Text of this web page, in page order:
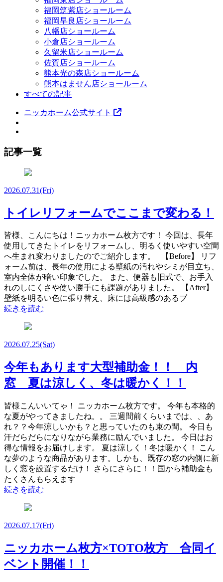
福岡筑紫店ショールーム
福岡早良店ショールーム
八幡店ショールーム
小倉店ショールーム
久留米店ショールーム
佐賀店ショールーム
熊本光の森店ショールーム
熊本はません店ショールーム
すべての記事
ニッカホーム公式サイト
記事一覧
2026.07.31(Fri)
トイレリフォームでここまで変わる！
皆様、こんにちは！ニッカホーム枚方です！ 今回は、長年
使用してきたトイレをリフォームし、明るく使いやすい空間
へ生まれ変わりましたのでご紹介します。 【Before】 リフ
ォーム前は、長年の使用による壁紙の汚れやシミが目立ち、
室内全体が暗い印象でした。 また、便器も旧式で、お手入
れのしにくさや使い勝手にも課題がありました。 【After】
壁紙を明るい色に張り替え、床には高級感のあるブ
続きを読む
2026.07.25(Sat)
今年もあります大型補助金！！ 内
窓 夏は涼しく、冬は暖かく！！
皆様こんいいてゃ！ ニッカホーム枚方です。 今年も本格的
な夏がやってきましたね。。 三週間前くらいまでは、、あ
れ？？今年涼しいかも？と思っていたのも束の間。 今日も
汗だらだらになりながら業務に励んでいました。 今日はお
得な情報をお届けします。 夏は涼しく！冬は暖かく！ こん
な夢のような商品があります。しかも、既存の窓の内側に新
しく窓を設置するだけ！ さらにさらに！！国から補助金も
たくさんもらえます
続きを読む
2026.07.17(Fri)
ニッカホーム枚方×TOTO枚方 合同イ
ベント開催！！